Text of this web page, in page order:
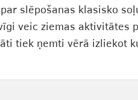
slēpošanas klasisko
veic ziemas aktivitātes
tiek ņemti vērā izliekot